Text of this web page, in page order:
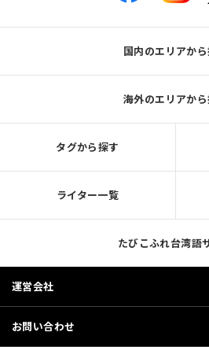
国内のエリアか
海外のエリアか
タグから探す
ライター一覧
たびこふれ台湾語
運営会社
お問い合わせ